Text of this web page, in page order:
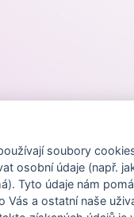
soubory
osobní údaje (např.
Tyto údaje nám
Vás a ostatní naše